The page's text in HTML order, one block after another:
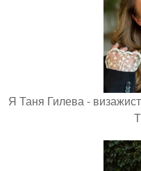
Я Таня Гилева -